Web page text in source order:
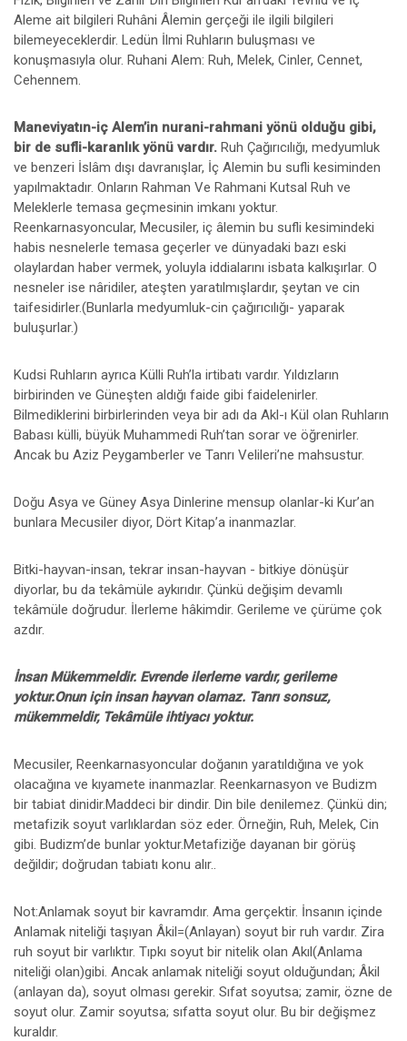
Aleme ait bilgileri Ruhâni Âlemin gerçeği ile ilgili bilgileri
bilemeyeceklerdir. Ledün İlmi Ruhların buluşması ve
konuşmasıyla olur. Ruhani Alem: Ruh, Melek, Cinler, Cennet,
Cehennem.
Maneviyatın-iç Alem’in nurani-rahmani yönü olduğu gibi,
bir de sufli-karanlık yönü vardır. Ruh Çağırıcılığı, medyumluk
ve benzeri İslâm dışı davranışlar, İç Alemin bu sufli kesiminden
yapılmaktadır. Onların Rahman Ve Rahmani Kutsal Ruh ve
Meleklerle temasa geçmesinin imkanı yoktur.
Reenkarnasyoncular, Mecusiler, iç âlemin bu sufli kesimindeki
habis nesnelerle temasa geçerler ve dünyadaki bazı eski
olaylardan haber vermek, yoluyla iddialarını isbata kalkışırlar. O
nesneler ise nâridiler, ateşten yaratılmışlardır, şeytan ve cin
taifesidirler.(Bunlarla medyumluk-cin çağırıcılığı- yaparak
buluşurlar.)
Kudsi Ruhların ayrıca Külli Ruh’la irtibatı vardır. Yıldızların
birbirinden ve Güneşten aldığı faide gibi faidelenirler.
Bilmediklerini birbirlerinden veya bir adı da Akl-ı Kül olan Ruhların
Babası külli, büyük Muhammedi Ruh’tan sorar ve öğrenirler.
Ancak bu Aziz Peygamberler ve Tanrı Velileri’ne mahsustur.
Doğu Asya ve Güney Asya Dinlerine mensup olanlar-ki Kur’an
bunlara Mecusiler diyor, Dört Kitap’a inanmazlar.
Bitki-hayvan-insan, tekrar insan-hayvan - bitkiye dönüşür
diyorlar, bu da tekâmüle aykırıdır. Çünkü değişim devamlı
tekâmüle doğrudur. İlerleme hâkimdir. Gerileme ve çürüme çok
azdır.
İnsan Mükemmeldir. Evrende ilerleme vardır, gerileme
yoktur.Onun için insan hayvan olamaz. Tanrı sonsuz,
mükemmeldir, Tekâmüle ihtiyacı yoktur.
Mecusiler, Reenkarnasyoncular doğanın yaratıldığına ve yok
olacağına ve kıyamete inanmazlar. Reenkarnasyon ve Budizm
bir tabiat dinidir.Maddeci bir dindir. Din bile denilemez. Çünkü din;
metafizik soyut varlıklardan söz eder. Örneğin, Ruh, Melek, Cin
gibi. Budizm’de bunlar yoktur.Metafiziğe dayanan bir görüş
değildir; doğrudan tabiatı konu alır..
Not:Anlamak soyut bir kavramdır. Ama gerçektir. İnsanın içinde
Anlamak niteliği taşıyan Âkil=(Anlayan) soyut bir ruh vardır. Zira
ruh soyut bir varlıktır. Tıpkı soyut bir nitelik olan Akıl(Anlama
niteliği olan)gibi. Ancak anlamak niteliği soyut olduğundan; Âkil
(anlayan da), soyut olması gerekir. Sıfat soyutsa; zamir, özne de
soyut olur. Zamir soyutsa; sıfatta soyut olur. Bu bir değişmez
kuraldır.